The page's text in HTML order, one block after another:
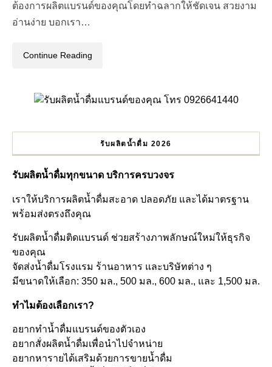
ต้องการผลิตแบรนด์ของคุณโดยทำฉลากให้ชัดเจน สวยงาม
อ่านง่าย บอกเรา…
Continue Reading
รับผลิตน้ำดื่ม 2026
รับผลิตน้ำดื่มทุกขนาด บริการครบวงจร
เราให้บริการผลิตน้ำดื่มสะอาด ปลอดภัย และได้มาตรฐาน
พร้อมส่งตรงถึงคุณ
รับผลิตน้ำดื่มติดแบรนด์ ช่วยสร้างภาพลักษณ์ใหม่ให้ธุรกิจ
ของคุณ
จัดส่งน้ำดื่มโรงแรม ร้านอาหาร และบริษัทต่าง ๆ
มีขนาดให้เลือก: 350 มล., 500 มล., 600 มล., และ 1,500 มล.
ทำไมต้องเลือกเรา?
อยากทำน้ำดื่มแบรนด์ของตัวเอง
อยากสั่งผลิตน้ำดื่มเพื่อนำไปจำหน่าย
อยากหารายได้เสริมด้วยการขายน้ำดื่ม